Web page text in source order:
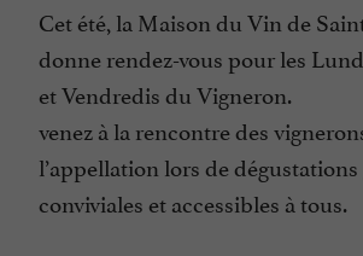
Cet été, la Maison du Vin de
donne rendez-vous pour les
et Vendredis du Vigneron.
venez à la rencontre des
l’appellation lors de
conviviales et accessibles à tous.